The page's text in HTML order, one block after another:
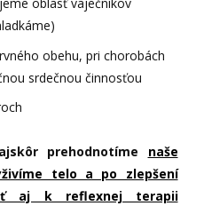
oblasť vaječníkov
obehu, pri chorobách
srdečnou činnosťou
prehodnotíme naše
telo a po zlepšení
aj k reflexnej terapii